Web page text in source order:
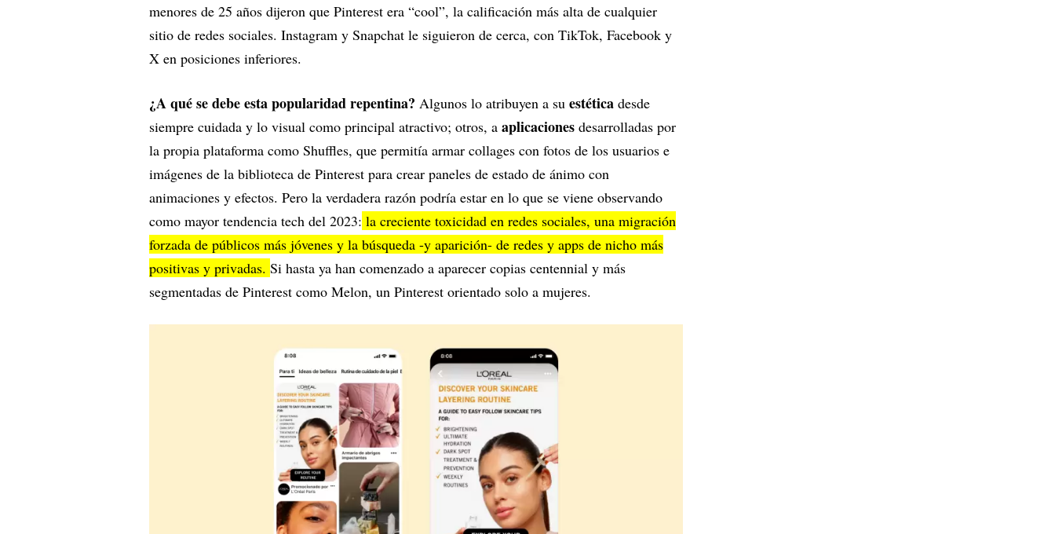
menores de 25 años dijeron que Pinterest era “cool”, la calificación más alta de cualquier
sitio de redes sociales. Instagram y Snapchat le siguieron de cerca, con TikTok, Facebook y
X en posiciones inferiores.
¿A qué se debe esta popularidad repentina? Algunos lo atribuyen a su estética desde
siempre cuidada y lo visual como principal atractivo; otros, a aplicaciones desarrolladas por
la propia plataforma como Shuffles, que permitía armar collages con fotos de los usuarios e
imágenes de la biblioteca de Pinterest para crear paneles de estado de ánimo con
animaciones y efectos. Pero la verdadera razón podría estar en lo que se viene observando
como mayor tendencia tech del 2023: la creciente toxicidad en redes sociales, una migración
forzada de públicos más jóvenes y la búsqueda -y aparición- de redes y apps de nicho más
positivas y privadas. Si hasta ya han comenzado a aparecer copias centennial y más
segmentadas de Pinterest como Melon, un Pinterest orientado solo a mujeres.